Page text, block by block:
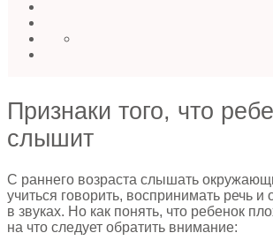
Признаки того, что
слышит
С раннего возраста слышать
учиться говорить, воспринимать речь и
в звуках. Но как понять, что ребенок
на что следует обратить внимание: